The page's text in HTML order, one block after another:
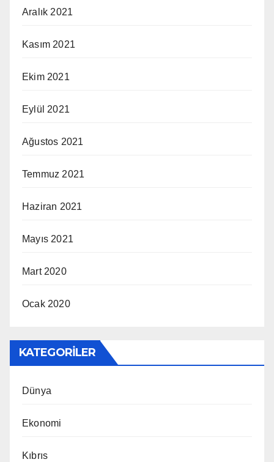
Aralık 2021
Kasım 2021
Ekim 2021
Eylül 2021
Ağustos 2021
Temmuz 2021
Haziran 2021
Mayıs 2021
Mart 2020
Ocak 2020
KATEGORILER
Dünya
Ekonomi
Kıbrıs